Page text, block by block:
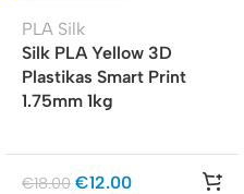
PLA Silk
Silk PLA Yellow 3D
Plastikas Smart Print
1.75mm 1kg
€18.00 €12.00